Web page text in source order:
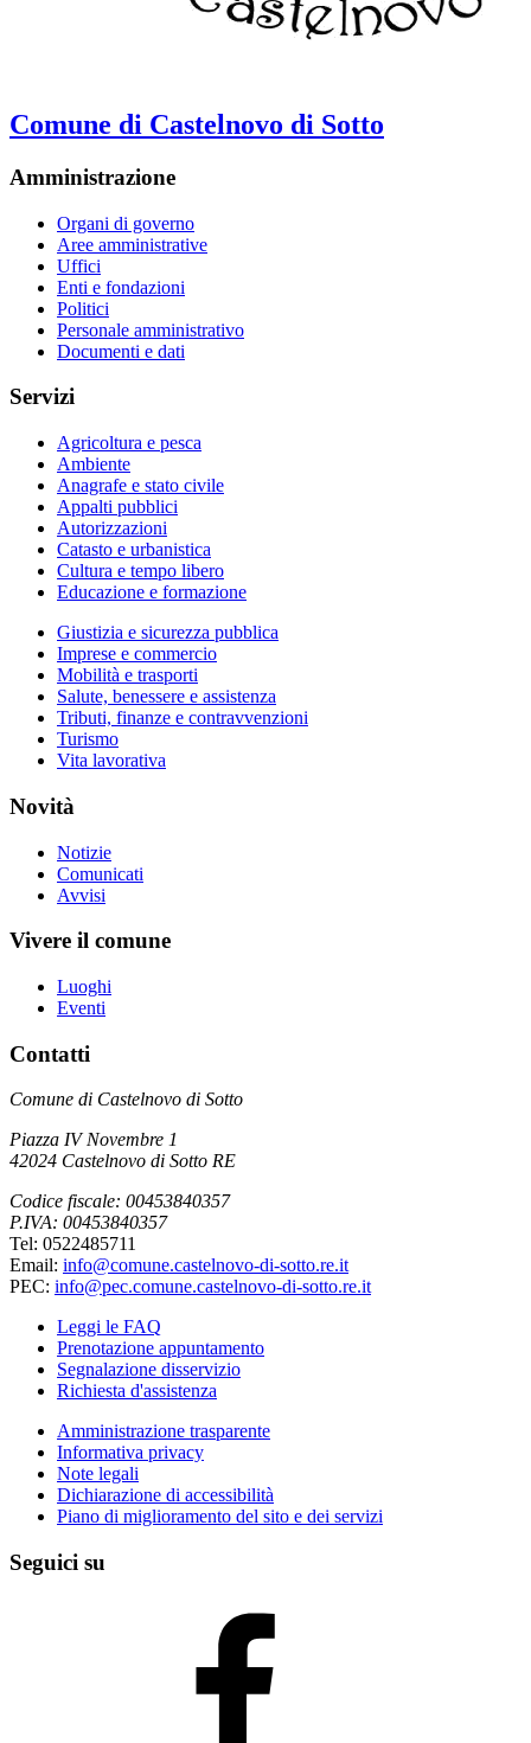
Comune di Castelnovo di Sotto
Amministrazione
Organi di governo
Aree amministrative
Uffici
Enti e fondazioni
Politici
Personale amministrativo
Documenti e dati
Servizi
Agricoltura e pesca
Ambiente
Anagrafe e stato civile
Appalti pubblici
Autorizzazioni
Catasto e urbanistica
Cultura e tempo libero
Educazione e formazione
Giustizia e sicurezza pubblica
Imprese e commercio
Mobilità e trasporti
Salute, benessere e assistenza
Tributi, finanze e contravvenzioni
Turismo
Vita lavorativa
Novità
Notizie
Comunicati
Avvisi
Vivere il comune
Luoghi
Eventi
Contatti
Comune di Castelnovo di Sotto
Piazza IV Novembre 1
42024 Castelnovo di Sotto RE
Codice fiscale: 00453840357
P.IVA: 00453840357
Tel: 0522485711
Email: info@comune.castelnovo-di-sotto.re.it
PEC: info@pec.comune.castelnovo-di-sotto.re.it
Leggi le FAQ
Prenotazione appuntamento
Segnalazione disservizio
Richiesta d'assistenza
Amministrazione trasparente
Informativa privacy
Note legali
Dichiarazione di accessibilità
Piano di miglioramento del sito e dei servizi
Seguici su